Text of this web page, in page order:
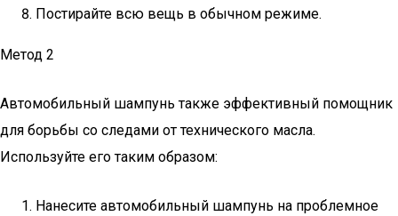
Постирайте всю вещь в обычном режиме.
Метод 2
Автомобильный шампунь также эффективный помощник
для борьбы со следами от технического масла.
Используйте его таким образом:
Нанесите автомобильный шампунь на проблемное